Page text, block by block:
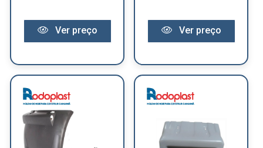
Ver preço Ver preço